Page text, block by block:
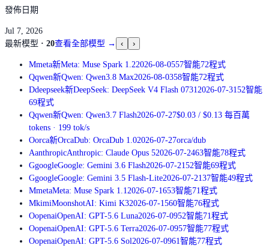
發佈日期
Jul 7, 2026
最新模型 · 20查看全部模型 → ‹ ›
Mmeta新Meta: Muse Spark 1.22026-08-0557智能72程式
Qqwen新Qwen: Qwen3.8 Max2026-08-0358智能72程式
Ddeepseek新DeepSeek: DeepSeek V4 Flash 0731 2026-07-31 52智能
69程式
Qqwen新Qwen: Qwen3.7 Flash2026-07-27$0.03 / $0.13 每百萬
tokens · 199 tok/s
Oorca新OrcaDub: OrcaDub 1.02026-07-27orca/dub
AanthropicAnthropic: Claude Opus 52026-07-2463智能78程式
GgoogleGoogle: Gemini 3.6 Flash2026-07-21 52智能69程式
GgoogleGoogle: Gemini 3.5 Flash-Lite2026-07-21 37智能49程式
MmetaMeta: Muse Spark 1.1 2026-07-1653智能71 程式
MkimiMoonshotAI: Kimi K32026-07-1560智能76程式
OopenaiOpenAI: GPT-5.6 Luna2026-07-0952智能71 程式
OopenaiOpenAI: GPT-5.6 Terra2026-07-0957智能77程式
OopenaiOpenAI: GPT-5.6 Sol 2026-07-0961 智能77程式